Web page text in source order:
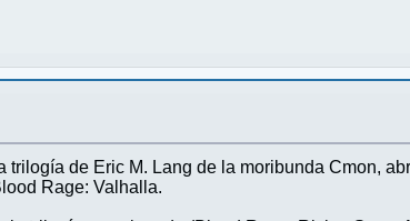
de Eric M. Lang de la moribunda Cmon,
Rage: Valhalla.